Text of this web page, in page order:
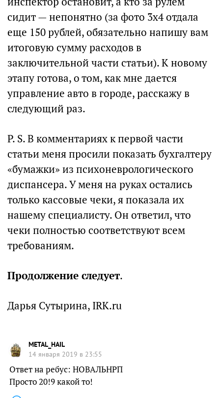
сидит — непонятно (за фото 3х4 отдала
еще 150 рублей, обязательно напишу вам
итоговую сумму расходов в
заключительной части статьи). К новому
этапу готова, о том, как мне дается
управление авто в городе, расскажу в
следующий раз.
P. S. В комментариях к первой части
статьи меня просили показать бухгалтеру
«бумажки» из психоневрологического
диспансера. У меня на руках остались
только кассовые чеки, я показала их
нашему специалисту. Он ответил, что
чеки полностью соответствуют всем
требованиям.
Продолжение следует.
Дарья Сутырина, IRK.ru
METAL_HAIL
14 января 2019 в 23:55
Ответ на ребус: НОВАЛЬНРП
Просто 20!9 какой то!